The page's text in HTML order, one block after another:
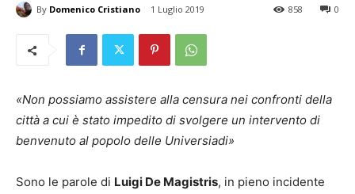
By Domenico Cristiano 1 Luglio 2019 0
858
«Non possiamo assistere alla censura nei confronti della
città a cui è stato impedito di svolgere un intervento di
benvenuto al popolo delle Universiadi»
Sono le parole di Luigi De Magistris, in pieno incidente